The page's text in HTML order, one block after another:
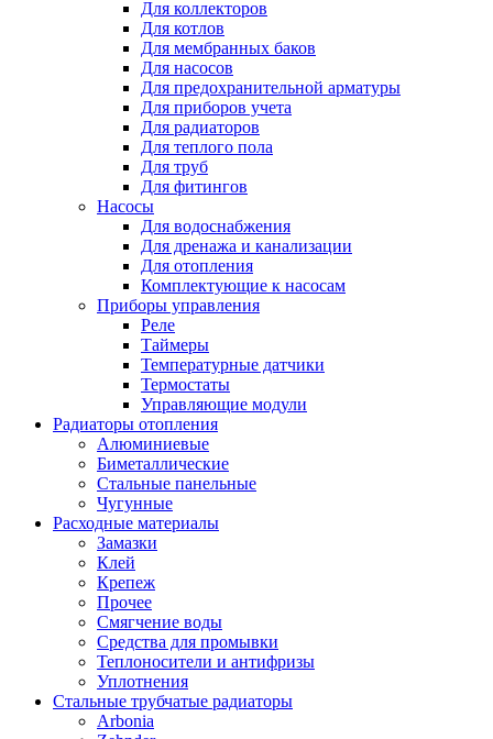
Для коллекторов
Для котлов
Для мембранных баков
Для насосов
Для предохранительной арматуры
Для приборов учета
Для радиаторов
Для теплого пола
Для труб
Для фитингов
Насосы
Для водоснабжения
Для дренажа и канализации
Для отопления
Комплектующие к насосам
Приборы управления
Реле
Таймеры
Температурные датчики
Термостаты
Управляющие модули
Радиаторы отопления
Алюминиевые
Биметаллические
Стальные панельные
Чугунные
Расходные материалы
Замазки
Клей
Крепеж
Прочее
Смягчение воды
Средства для промывки
Теплоносители и антифризы
Уплотнения
Стальные трубчатые радиаторы
Arbonia